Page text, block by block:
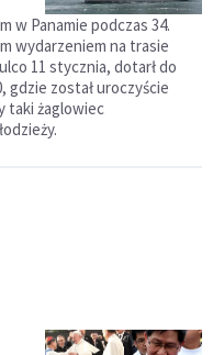
w Panamie podczas 34.
wydarzeniem na trasie
11 stycznia, dotarł do
gdzie został uroczyście
taki żaglowiec